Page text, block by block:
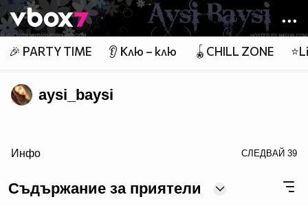
Member of
👾
🎉 PARTY TIME 👂 Клю – клю 🪀CHILL ZONE
aysi_baysi
Инфо СЛЕДВАЙ 39
Съдържание за приятели